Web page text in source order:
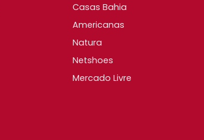
Casas Bahia
Americanas
Natura
Netshoes
Mercado Livre